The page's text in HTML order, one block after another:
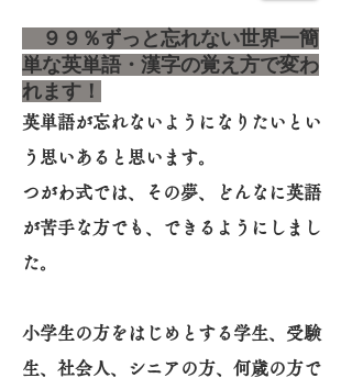
９９％ずっと忘れない世界一簡
単な英単語・漢字の覚え方で変わ
れます！
英単語が忘れないようになりたいとい
う思いあると思います。
つがわ式では、その夢、どんなに英語
が苦手な方でも、できるようにしまし
た。
小学生の方をはじめとする学生、受験
生、社会人、シニアの方、何歳の方で